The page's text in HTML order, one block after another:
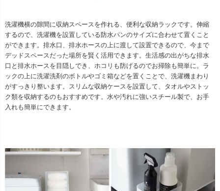
洗濯機横の隙間に収納スペースを作れる、便利な収納ラックです。伸縮
するので、洗濯機を設置している防水パンのサイズに合わせて置くこと
ができます。排水口、排水ホースの上に渡して設置できるので、今まで
デッドスペースだった場所を賢く活用できます。生活感の出がちな排水
口と排水ホースを目隠しでき、ホコリも防げるのでお掃除も簡単に。ラ
ックの上に洗濯洗剤のボトルやゴミ箱などを置くことで、洗濯機まわり
がすっきり整います。スリムな収納ケースを設置して、タオルやストッ
ク類を収納するのもおすすめです。水や汚れに強いスチール製で、お手
入れも簡単にできます。